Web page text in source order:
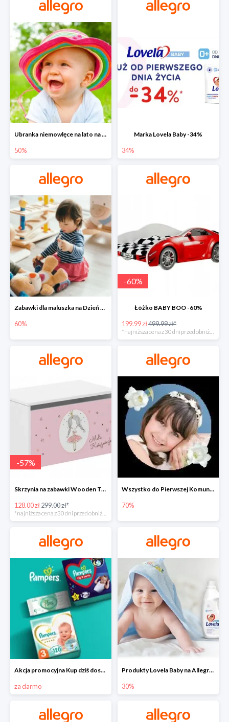
Ubranka niemowlęce na lato na Allegro do -50%
50%
Marka Lovela Baby -34%
34%
Zabawki dla maluszka na Dzień Dziecka na Allegro do -60%
60%
-60%
Łóżko BABY BOO -60%
199.99 zł499.99 zł*
*najniższa cena z 30 dni przed obniżką
-57%
Skrzynia na zabawki Wooden Toys -57%
128.00 zł299.00 zł*
Wszystko do Pierwszej Komunii na Allegro do -70%
70%
Akcja promocyjna Kup dziś dostawa jutro
za darmo
Produkty Lovela Baby na Allegro do -30%
30%